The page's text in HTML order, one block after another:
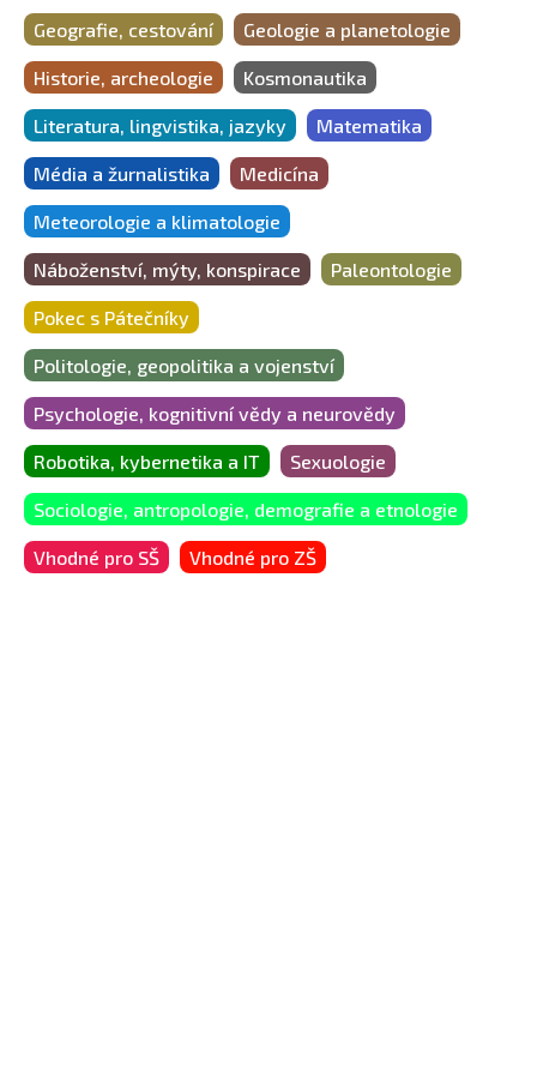
Geografie, cestování Geologie a planetologie
Historie, archeologie Kosmonautika
Literatura, lingvistika, jazyky Matematika
Média a žurnalistika Medicína
Meteorologie a klimatologie
Náboženství, mýty, konspirace Paleontologie
Pokec s Pátečníky
Politologie, geopolitika a vojenství
Psychologie, kognitivní vědy a neurovědy
Robotika, kybernetika a IT Sexuologie
Sociologie, antropologie, demografie a etnologie
Vhodné pro SŠ Vhodné pro ZŠ